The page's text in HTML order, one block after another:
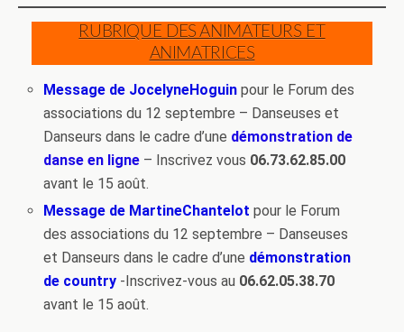
RUBRIQUE DES ANIMATEURS ET
ANIMATRICES
Message de JocelyneHoguinpour le Forum des
associations du 12 septembre – Danseuses et
Danseurs dans le cadre d’une démonstration de
danse en ligne – Inscrivez vous 06.73.62.85.00
avant le 15 août.
Message de MartineChantelotpour le Forum
des associations du 12 septembre – Danseuses
et Danseurs dans le cadre d’une démonstration
de country -Inscrivez-vous au 06.62.05.38.70
avant le 15 août.